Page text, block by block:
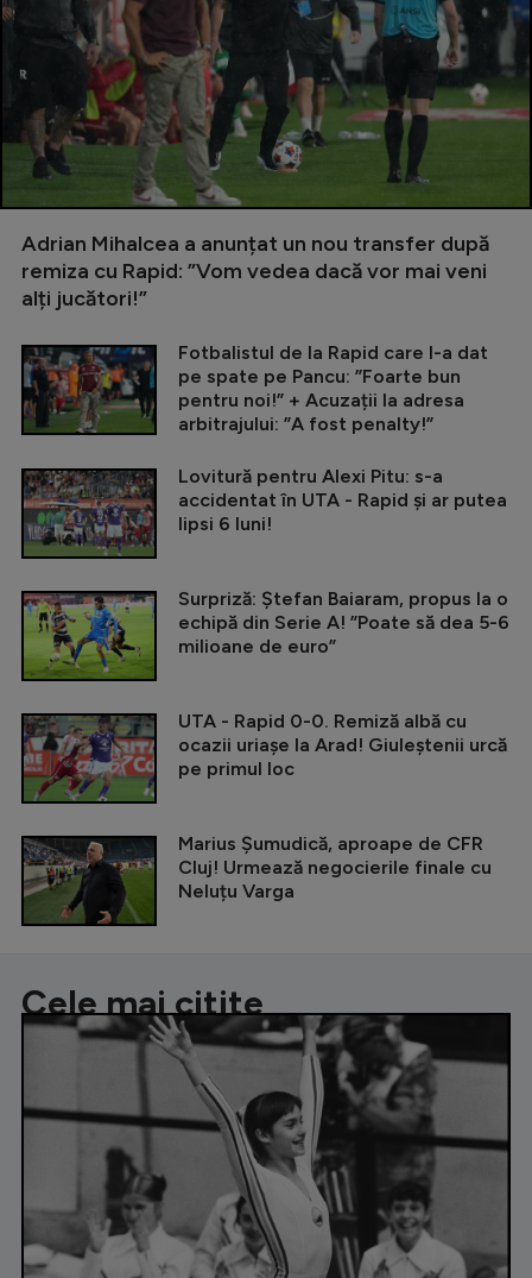
Adrian Mihalcea a anunțat un nou transfer după
remiza cu Rapid: ”Vom vedea dacă vor mai veni
alți jucători!”
Fotbalistul de la Rapid care l-a dat
pe spate pe Pancu: ”Foarte bun
pentru noi!” + Acuzații la adresa
arbitrajului: ”A fost penalty!”
Lovitură pentru Alexi Pitu: s-a
accidentat în UTA - Rapid și ar putea
lipsi 6 luni!
Surpriză: Ștefan Baiaram, propus la o
echipă din Serie A! ”Poate să dea 5-6
milioane de euro”
UTA - Rapid 0-0. Remiză albă cu
ocazii uriașe la Arad! Giuleștenii urcă
pe primul loc
Marius Șumudică, aproape de CFR
Cluj! Urmează negocierile finale cu
Neluțu Varga
Cele mai citite